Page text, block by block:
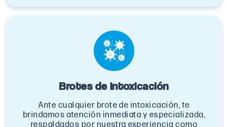
Brotes de intoxicación
Ante cualquier brote de intoxicación, te
brindamos atención inmediata y especializada,
respaldados por nuestra experiencia como